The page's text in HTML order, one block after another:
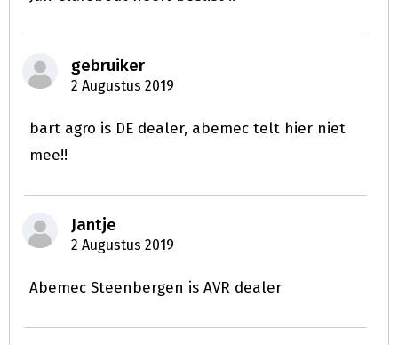
gebruiker
2 Augustus 2019
bart agro is DE dealer, abemec telt hier niet
mee!!
Jantje
2 Augustus 2019
Abemec Steenbergen is AVR dealer